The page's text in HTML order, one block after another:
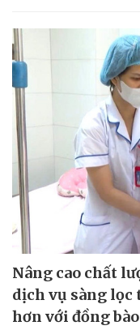
Nâng cao chất
dịch vụ sàng lọc
hơn với đồng